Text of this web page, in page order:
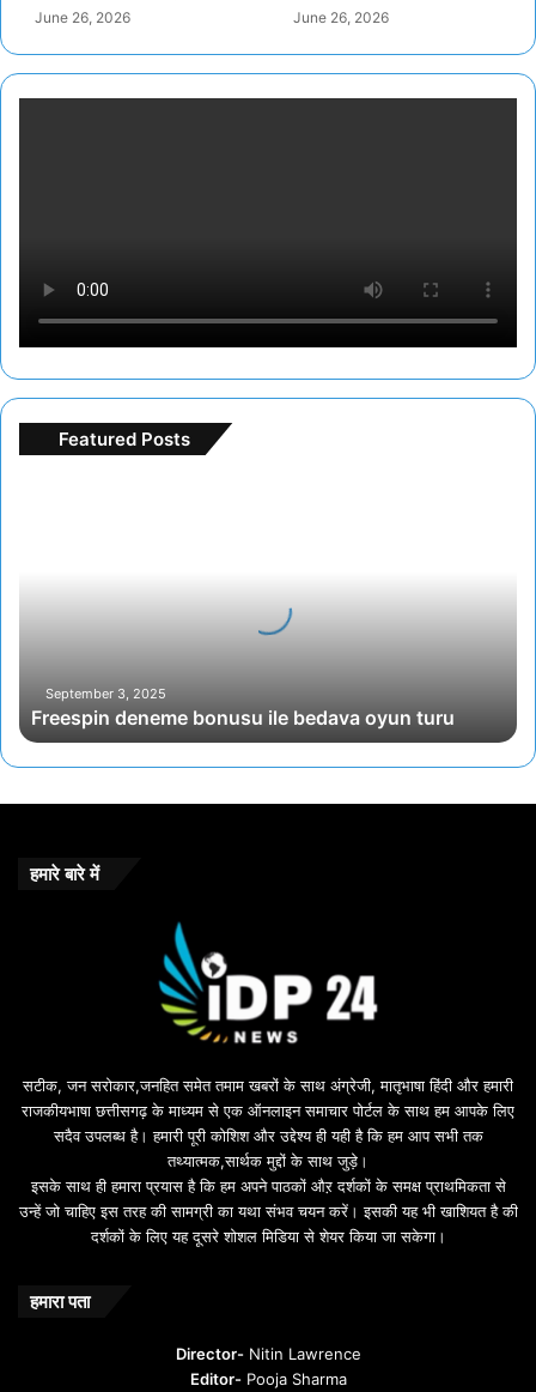
June 26, 2026 June 26, 2026
Featured Posts
September 3, 2025
Freespin deneme bonusu ile bedava oyun turu
हमारे बारे में
सटीक, जन सरोकार,जनहित समेत तमाम खबरों के साथ अंग्रेजी, मातृभाषा हिंदी और हमारी
राजकीयभाषा छत्तीसगढ़ के माध्यम से एक ऑनलाइन समाचार पोर्टल के साथ हम आपके लिए
सदैव उपलब्ध है। हमारी पूरी कोशिश और उद्देश्य ही यही है कि हम आप सभी तक
तथ्यात्मक,सार्थक मुद्दों के साथ जुड़े।
इसके साथ ही हमारा प्रयास है कि हम अपने पाठकों औऱ दर्शकों के समक्ष प्राथमिकता से
उन्हें जो चाहिए इस तरह की सामग्री का यथा संभव चयन करें। इसकी यह भी खाशियत है की
दर्शकों के लिए यह दूसरे शोशल मिडिया से शेयर किया जा सकेगा।
हमारा पता
Director-Nitin Lawrence
Editor-Pooja Sharma